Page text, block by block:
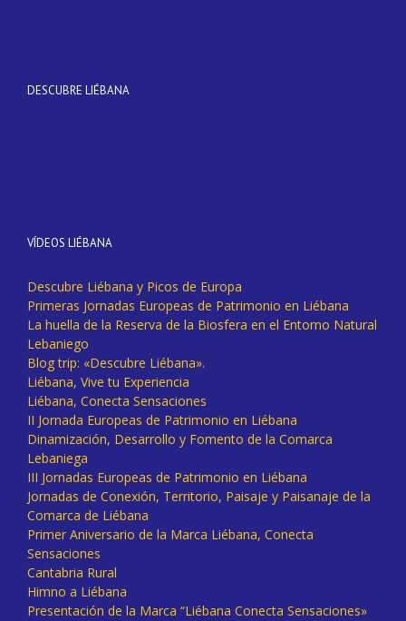
DESCUBRE LIÉBANA
VÍDEOS LIÉBANA
Descubre Liébana y Picos de Europa
Primeras Jornadas Europeas de Patrimonio en Liébana
La huella de la Reserva de la Biosfera en el Entorno Natural
Lebaniego
Blog trip: «Descubre Liébana».
Liébana, Vive tu Experiencia
Liébana, Conecta Sensaciones
II Jornada Europeas de Patrimonio en Liébana
Dinamización, Desarrollo y Fomento de la Comarca
Lebaniega
III Jornadas Europeas de Patrimonio en Liébana
Jornadas de Conexión, Territorio, Paisaje y Paisanaje de la
Comarca de Liébana
Primer Aniversario de la Marca Liébana, Conecta
Sensaciones
Cantabria Rural
Himno a Liébana
Presentación de la Marca “Liébana Conecta Sensaciones»